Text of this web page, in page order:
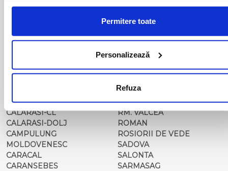
Permitere toate
Personalizează
Refuza
BECLEAN
BLAJ
BRASOV
CALAFAT
CALARASI-CL
CALARASI-DOLJ
CAMPULUNG
MOLDOVENESC
CARACAL
CARANSEBES
PIATRA NEAMT
PISCU VECHI
PITESTI
PLOIESTI
POIANA MARE
RADOVAN
REGHIN
RESITA
RM. VALCEA
ROMAN
ROSIORII DE VEDE
SADOVA
SALONTA
SARMASAG